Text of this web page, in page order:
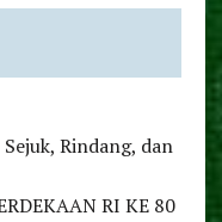
Rindang, dan
RI KE 80